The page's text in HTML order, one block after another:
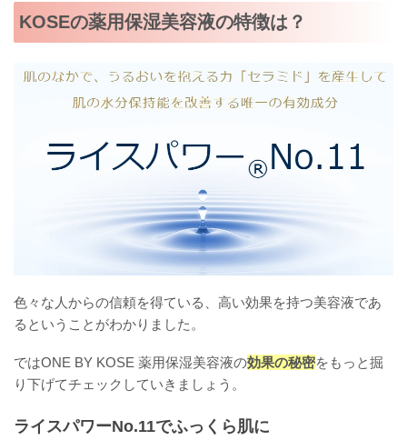
KOSEの薬用保湿美容液の特徴は？
色々な人からの信頼を得ている、高い効果を持つ美容液であ
るということがわかりました。
ではONE BY KOSE 薬用保湿美容液の効果の秘密をもっと掘
り下げてチェックしていきましょう。
ライスパワーNo.11でふっくら肌に